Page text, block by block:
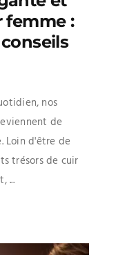
:
nos
de
Loin d'être de
trésors de cuir
...